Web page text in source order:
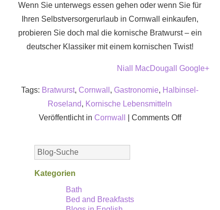
Wenn Sie unterwegs essen gehen oder wenn Sie für
Ihren Selbstversorgerurlaub in Cornwall einkaufen,
probieren Sie doch mal die kornische Bratwurst – ein
deutscher Klassiker mit einem kornischen Twist!
Niall MacDougall Google+
Tags: Bratwurst, Cornwall , Gastronomie, Halbinsel-
Roseland, Kornische Lebensmitteln
Veröffentlicht in Cornwall Comments Offon
Kategorien
Bath
Bed and Breakfasts